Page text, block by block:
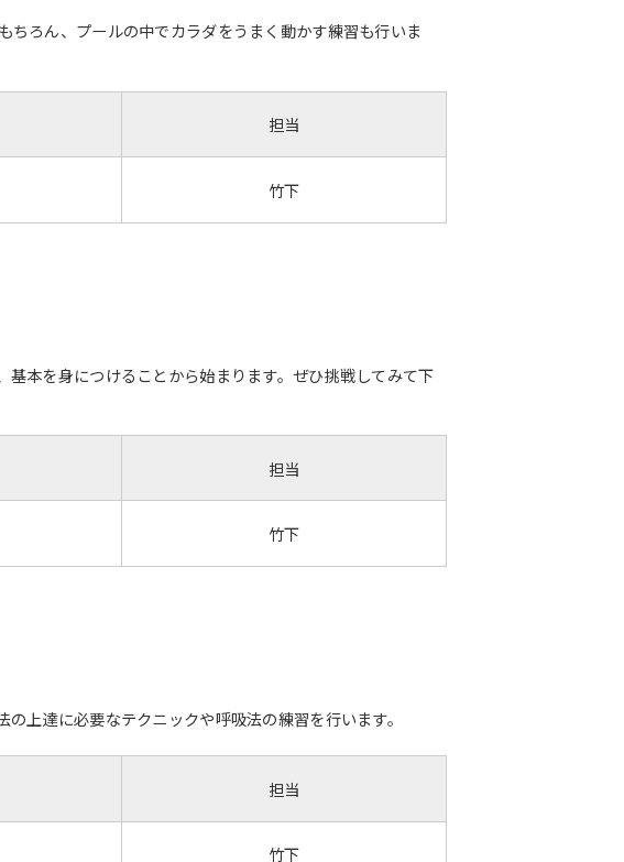
ろん、プールの中でカラダをうまく動かす練習も行いま
担当
竹下
本を身につけることから始まります。ぜひ挑戦してみて下
担当
竹下
上達に必要なテクニックや呼吸法の練習を行います。
担当
竹下